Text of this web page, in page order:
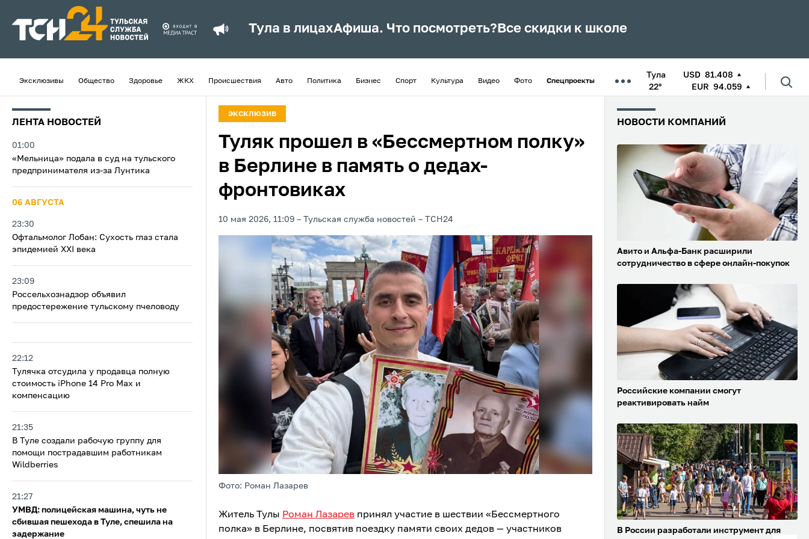
Тула в лицахАфиша. Что посмотреть? Все скидки к школе
Эксклюзивы Общество Здоровье ЖКХ Происшествия Авто Политика Бизнес Спорт Культура Видео Фото Спецпроекты
Тула
22°
USD 81.408
EUR 94.059
ЛЕНТА НОВОСТЕЙ
01:00
«Мельница» подала в суд на тульского
предпринимателя из‑за Лунтика
06 АВГУСТА
23:30
Офтальмолог Лобан: Сухость глаз стала
эпидемией XXI века
23:09
Россельхознадзор объявил
предостережение тульскому пчеловоду
22:12
Тулячка отсудила у продавца полную
стоимость iPhone 14 Pro Max и
компенсацию
21:35
В Туле создали рабочую группу для
помощи пострадавшим работникам
Wildberries
21:27
УМВД: полицейская машина, чуть не
сбившая пешехода в Туле, спешила на
задержание
ЭКСКЛЮЗИВ
Туляк прошел в «Бессмертном полку»
в Берлине в память о дедах-
фронтовиках
10 мая 2026, 11:09 Тульская служба новостей ТСН24
Фото: Роман Лазарев
Житель Тулы Роман Лазарев принял участие в шествии «Бессмертного
полка» в Берлине, посвятив поездку памяти своих дедов — участников
НОВОСТИ КОМПАНИЙ
Авито и Альфа-Банк расширили
сотрудничество в сфере онлайн-покупок
Российские компании смогут
реактивировать найм
В России разработали инструмент для